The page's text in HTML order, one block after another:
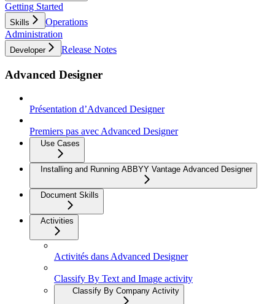
Getting Started
Skills
Operations
Administration
Developer Release Notes
Advanced Designer
Présentation d’Advanced Designer
Premiers pas avec Advanced Designer
Use Cases
Installing and Running ABBYY Vantage Advanced Designer
Document Skills
Activities
Activités dans Advanced Designer
Classify By Text and Image activity
Classify By Company Activity